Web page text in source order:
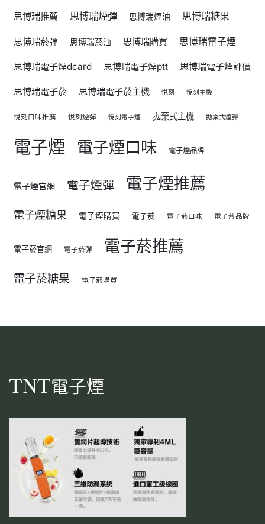
思博瑞推薦 思博瑞煙彈 思博瑞煙油 思博瑞糖果
思博瑞菸彈 思博瑞菸油 思博瑞購買 思博瑞電子煙
思博瑞電子煙dcard 思博瑞電子煙ptt 思博瑞電子煙評價
思博瑞電子菸 思博瑞電子菸主機 悅刻 悅刻主機
悅刻口味推薦 悅刻煙彈 悅刻電子煙 拋棄式主機 拋棄式煙彈
電子煙 電子煙口味 電子煙品牌
電子煙官網 電子煙彈 電子煙推薦
電子煙糖果 電子煙購買 電子菸 電子菸口味 電子菸品牌
電子菸官網 電子菸彈 電子菸推薦
電子菸糖果 電子菸購買
TNT電子煙